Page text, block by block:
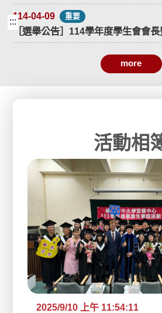
:::
印時間公告
114-04-09 重要
［選舉公告］114學年度學生會會
代表選舉公報
more
宜蘭中心115上「ESG永續淨零治
宜蘭中心各類專班招生訊息
113-12-10 招生
就讀本校現役軍人及退除役官兵學
活動相
2025/9/10 上午 11:54:11
2025/9/10 上午 10:49:44
2025/7/22 下午 03:13:33
2025/7/22 下午 02:57:19
2024/3/20 下午 03:00:05
2024/1/24 下午 02:51:18
2023/12/20 上午 11:24:15
2023/11/27 下午 04:11:38
2023/10/31 上午 09:23:22
2023/10/24 下午 04:05:10
2023/9/21 下午 03:22:48
2023/9/21 下午 03:06:45
2023/2/22 上午 10:31:24
2022/9/22 上午 10:32:44
2020/9/26 下午 02:30:16
2020/9/25 下午 04:13:58